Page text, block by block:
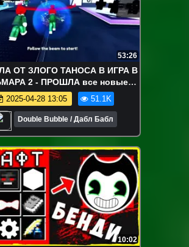
53:26
ОТ ЗЛОГО ТАНОСА В ИГРА В
2 - ПРОШЛА все новые
ЗАДАНИЯ
2025-04-28 13:05 51.1K
Double Bubble / Дабл Бабл
10:02